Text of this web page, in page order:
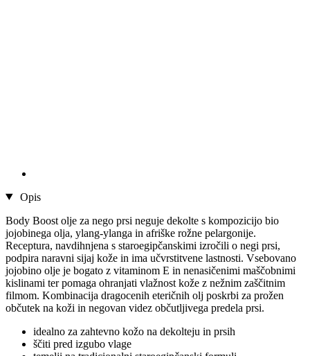
Opis
Body Boost olje za nego prsi neguje dekolte s kompozicijo bio
jojobinega olja, ylang-ylanga in afriške rožne pelargonije.
Receptura, navdihnjena s staroegipčanskimi izročili o negi prsi,
podpira naravni sijaj kože in ima učvrstitvene lastnosti. Vsebovano
jojobino olje je bogato z vitaminom E in nenasičenimi maščobnimi
kislinami ter pomaga ohranjati vlažnost kože z nežnim zaščitnim
filmom. Kombinacija dragocenih eteričnih olj poskrbi za prožen
občutek na koži in negovan videz občutljivega predela prsi.
idealno za zahtevno kožo na dekolteju in prsih
ščiti pred izgubo vlage